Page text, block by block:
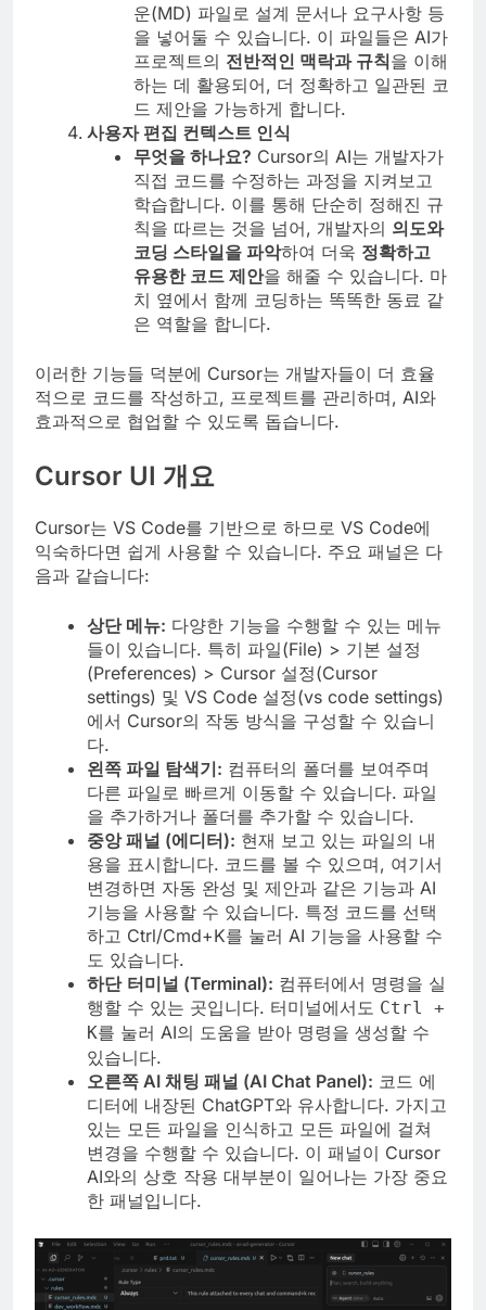
운(MD) 파일로 설계 문서나 요구사항 등
을 넣어둘 수 있습니다. 이 파일들은 AI가
프로젝트의 전반적인 맥락과 규칙을 이해
하는 데 활용되어, 더 정확하고 일관된 코
드 제안을 가능하게 합니다.
사용자 편집 컨텍스트 인식
무엇을 하나요? Cursor의 AI는 개발자가
직접 코드를 수정하는 과정을 지켜보고
학습합니다. 이를 통해 단순히 정해진 규
칙을 따르는 것을 넘어, 개발자의 의도와
코딩 스타일을 파악하여 더욱 정확하고
유용한 코드 제안을 해줄 수 있습니다. 마
치 옆에서 함께 코딩하는 똑똑한 동료 같
은 역할을 합니다.
이러한 기능들 덕분에 Cursor는 개발자들이 더 효율
적으로 코드를 작성하고, 프로젝트를 관리하며, AI와
효과적으로 협업할 수 있도록 돕습니다.
Cursor UI 개요
Cursor는 VS Code를 기반으로 하므로 VS Code에
익숙하다면 쉽게 사용할 수 있습니다. 주요 패널은 다
음과 같습니다:
상단 메뉴: 다양한 기능을 수행할 수 있는 메뉴
들이 있습니다. 특히 파일(File) > 기본 설정
(Preferences) > Cursor 설정(Cursor
settings) 및 VS Code 설정(vs code settings)
에서 Cursor의 작동 방식을 구성할 수 있습니
다.
왼쪽 파일 탐색기: 컴퓨터의 폴더를 보여주며
다른 파일로 빠르게 이동할 수 있습니다. 파일
을 추가하거나 폴더를 추가할 수 있습니다.
중앙 패널 (에디터): 현재 보고 있는 파일의 내
용을 표시합니다. 코드를 볼 수 있으며, 여기서
변경하면 자동 완성 및 제안과 같은 기능과 AI
기능을 사용할 수 있습니다. 특정 코드를 선택
하고 Ctrl/Cmd+K를 눌러 AI 기능을 사용할 수
도 있습니다.
하단 터미널 (Terminal): 컴퓨터에서 명령을 실
행할 수 있는 곳입니다. 터미널에서도 Ctrl +
K를 눌러 AI의 도움을 받아 명령을 생성할 수
있습니다.
오른쪽 AI 채팅 패널 (AI Chat Panel): 코드 에
디터에 내장된 ChatGPT와 유사합니다. 가지고
있는 모든 파일을 인식하고 모든 파일에 걸쳐
변경을 수행할 수 있습니다. 이 패널이 Cursor
AI와의 상호 작용 대부분이 일어나는 가장 중요
한 패널입니다.